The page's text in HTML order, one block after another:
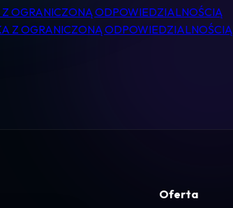
OGRANICZONĄ ODPOWIEDZIALNOŚCIĄ
Z OGRANICZONĄ ODPOWIEDZIALNOŚCIĄ
Oferta